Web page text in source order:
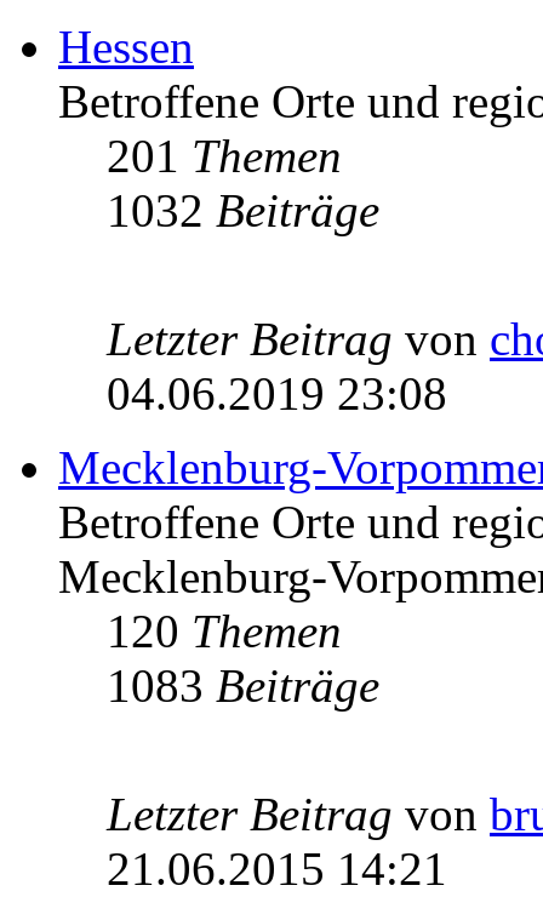
Hessen
Betroffene Orte und
201 Themen
1032 Beiträge
Letzter Beitrag von
04.06.2019 23:08
Mecklenburg-
Betroffene Orte und
Mecklenburg-
120 Themen
1083 Beiträge
Letzter Beitrag von
21.06.2015 14:21